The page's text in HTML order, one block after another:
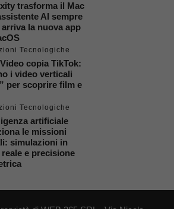
trasforma il Mac
AI sempre
la nuova app
Tecnologiche
copia TikTok:
i video verticali
per scoprire film e
Tecnologiche
artificiale
le missioni
simulazioni in
e precisione